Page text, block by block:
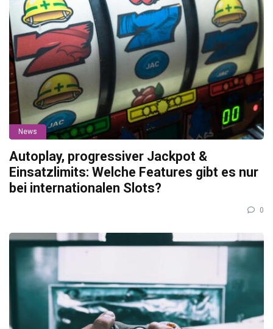
News
Autoplay, progressiver Jackpot &
Einsatzlimits: Welche Features gibt es nur
bei internationalen Slots?
0